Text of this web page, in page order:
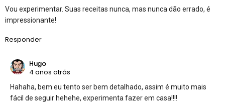
Vou experimentar. Suas receitas nunca, mas nunca dão errado, é
impressionante!
Responder
Hugo
4 anos atrás
Hahaha, bem eu tento ser bem detalhado, assim é muito mais
fácil de seguir hehehe, experimenta fazer em casa!!!!